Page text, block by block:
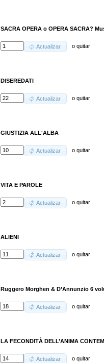
SACRA OPERA o OPERA SACRA?
Actualizar oquitar
DISEREDATI
Actualizar oquitar
GIUSTIZIA ALL'ALBA
Actualizar oquitar
VITA E PAROLE
Actualizar oquitar
ALIENI
Actualizar oquitar
Ruggero Morghen & D’Annunzio 6
Actualizar oquitar
LA FECONDITÀ DELL’ANIMA
Actualizar oquitar